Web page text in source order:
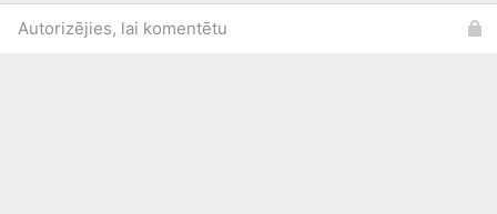
Autorizējies, lai komentētu